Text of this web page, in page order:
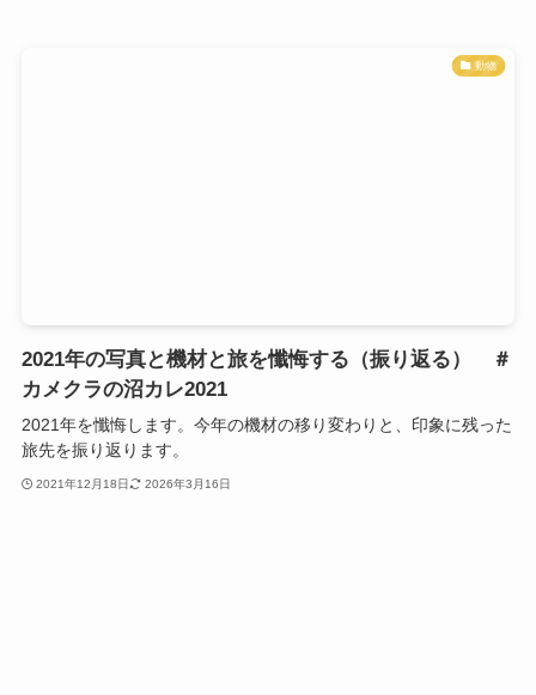
動物
2021年の写真と機材と旅を懺悔する（振り返る） ＃
カメクラの沼カレ2021
2021年を懺悔します。今年の機材の移り変わりと、印象に残った
旅先を振り返ります。
2021年12月18日 2026年3月16日